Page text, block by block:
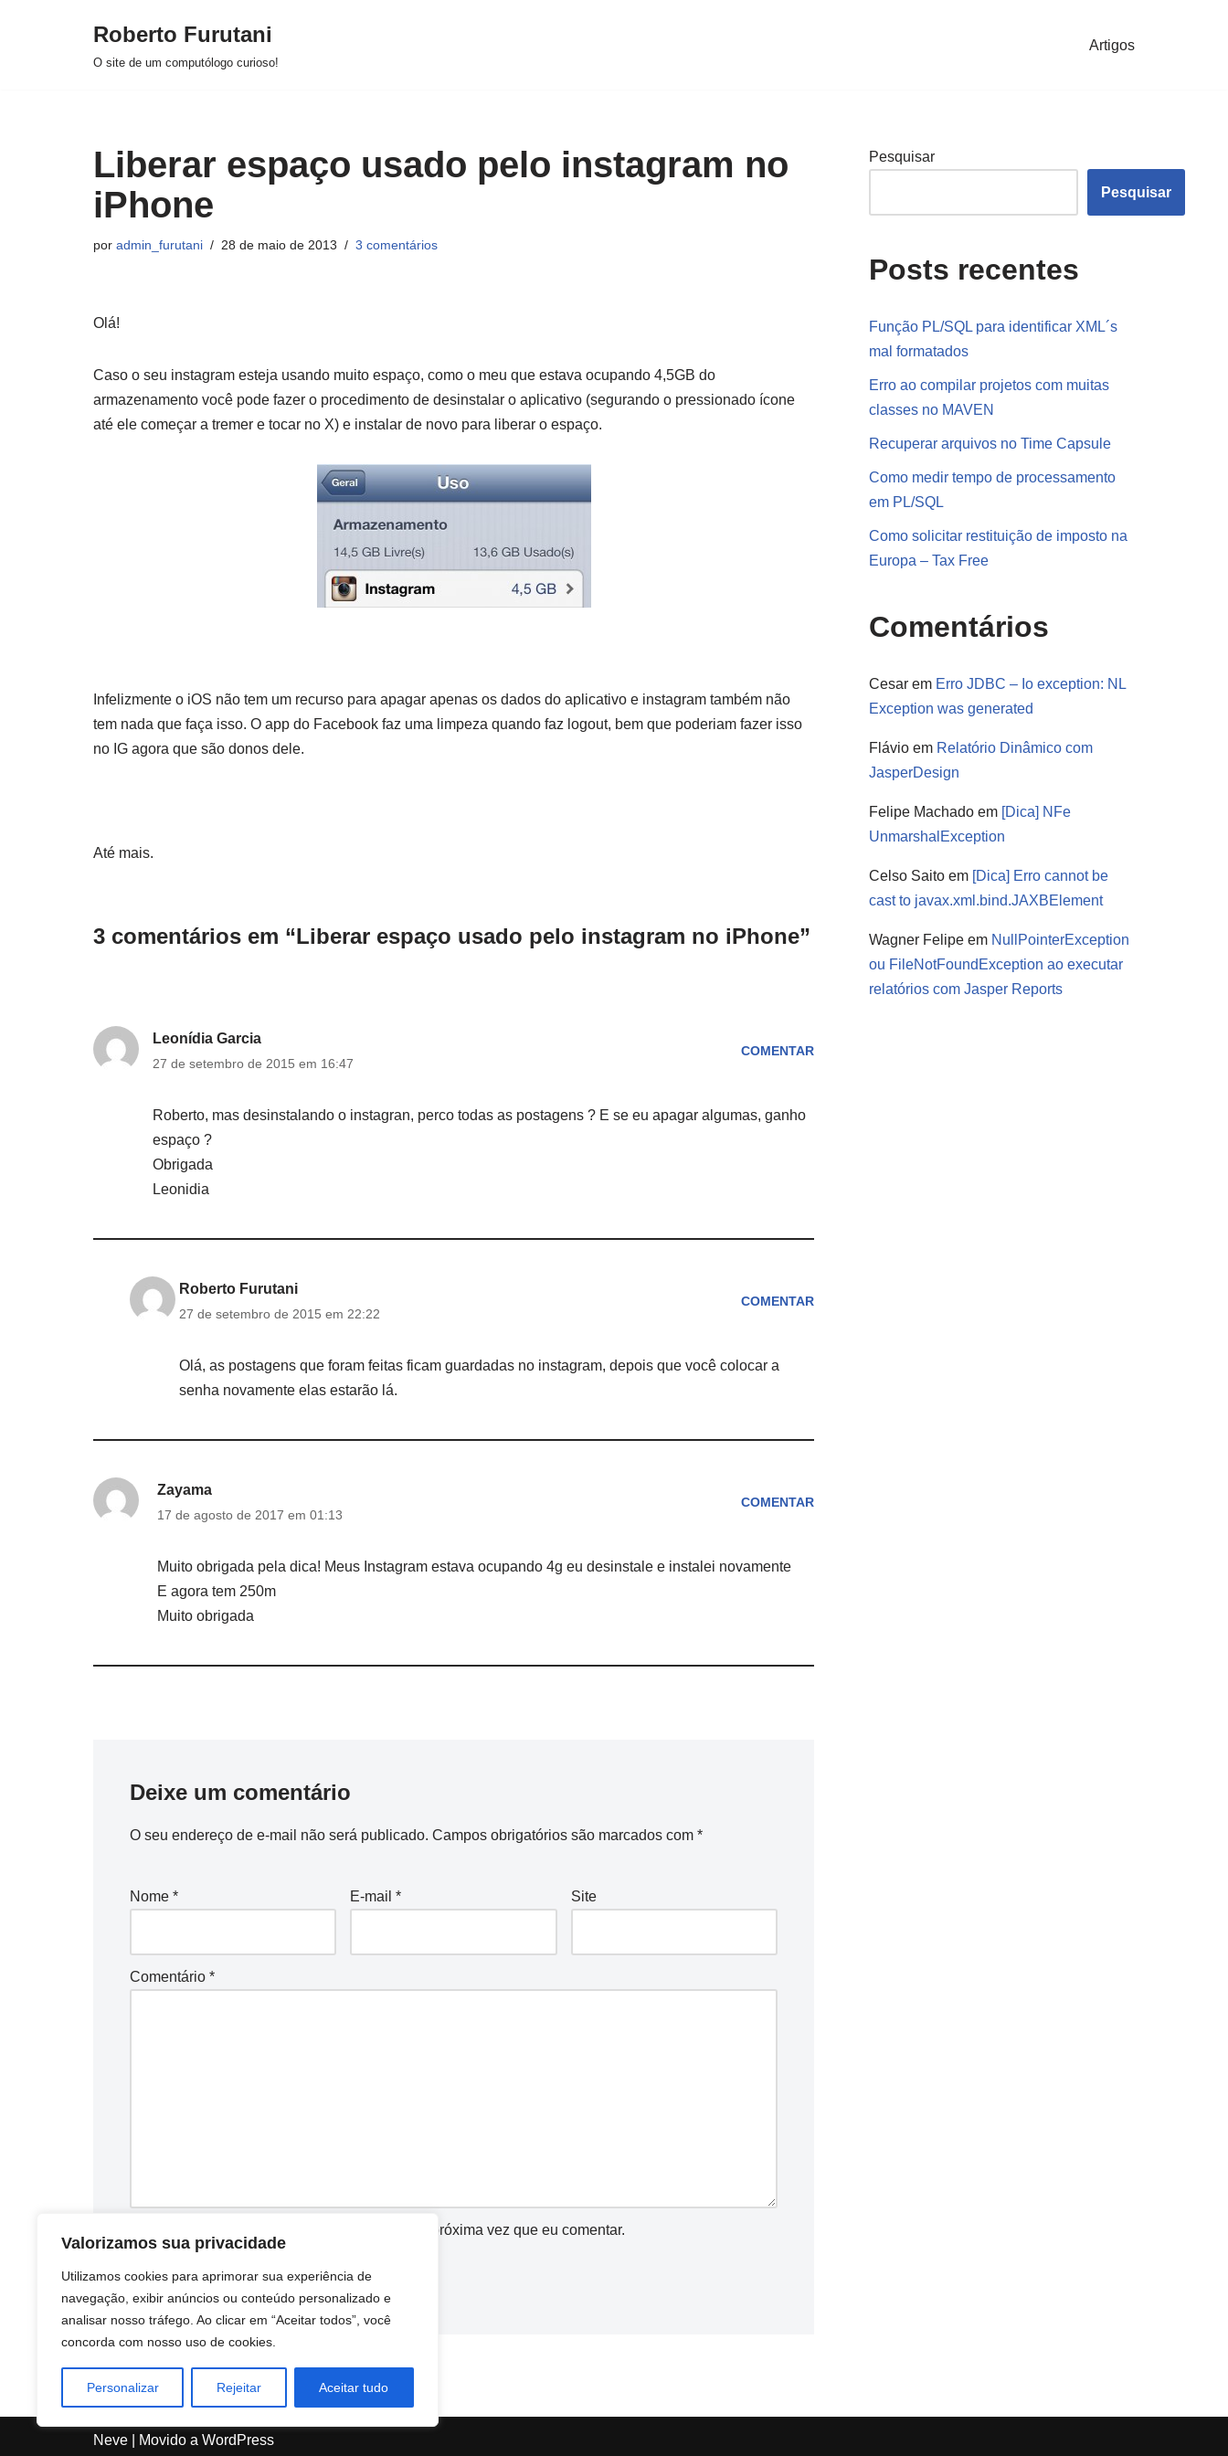
Valorizamos sua privacidade
Utilizamos cookies para aprimorar sua experiência de
navegação, exibir anúncios ou conteúdo personalizado e
analisar nosso tráfego. Ao clicar em “Aceitar todos”, você
concorda com nosso uso de cookies.
Personalizar Rejeitar Aceitar tudo
Roberto Furutani
O site de um computólogo curioso!
Artigos
Liberar espaço usado pelo instagram no
iPhone
por admin_furutani 28 de maio de 2013 3 comentários
Olá!
Caso o seu instagram esteja usando muito espaço, como o meu que estava ocupando 4,5GB do
armazenamento você pode fazer o procedimento de desinstalar o aplicativo (segurando o pressionado ícone
até ele começar a tremer e tocar no X) e instalar de novo para liberar o espaço.
Infelizmente o iOS não tem um recurso para apagar apenas os dados do aplicativo e instagram também não
tem nada que faça isso. O app do Facebook faz uma limpeza quando faz logout, bem que poderiam fazer isso
no IG agora que são donos dele.
Até mais.
3 comentários em “Liberar espaço usado pelo instagram no iPhone”
Leonídia Garcia
27 de setembro de 2015 em 16:47
COMENTAR
Roberto, mas desinstalando o instagran, perco todas as postagens ? E se eu apagar algumas, ganho
espaço ?
Obrigada
Leonidia
Roberto Furutani
27 de setembro de 2015 em 22:22
COMENTAR
Olá, as postagens que foram feitas ficam guardadas no instagram, depois que você colocar a
senha novamente elas estarão lá.
Zayama
17 de agosto de 2017 em 01:13
COMENTAR
Muito obrigada pela dica! Meus Instagram estava ocupando 4g eu desinstale e instalei novamente
E agora tem 250m
Muito obrigada
Deixe um comentário
O seu endereço de e-mail não será publicado. Campos obrigatórios são marcados com *
Nome * E-mail* Site
Comentário *
Salvar meus dados neste navegador para a próxima vez que eu comentar.
Pesquisar
Pesquisar
Posts recentes
Função PL/SQL para identificar XML´s
mal formatados
Erro ao compilar projetos com muitas
classes no MAVEN
Recuperar arquivos no Time Capsule
Como medir tempo de processamento
em PL/SQL
Como solicitar restituição de imposto na
Europa – Tax Free
Comentários
Cesar em Erro JDBC – Io exception: NL
Exception was generated
Flávio em Relatório Dinâmico com
JasperDesign
Felipe Machado em [Dica] NFe
UnmarshalException
Celso Saito em [Dica] Erro cannot be
cast to javax.xml.bind.JAXBElement
Wagner Felipe em NullPointerException
ou FileNotFoundException ao executar
relatórios com Jasper Reports
Neve | Movido a WordPress